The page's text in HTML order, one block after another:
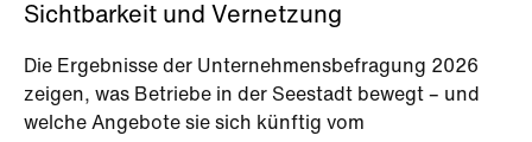
Sichtbarkeit und Vernetzung
Die Ergebnisse der Unternehmensbefragung 2026
zeigen, was Betriebe in der Seestadt bewegt – und
welche Angebote sie sich künftig vom